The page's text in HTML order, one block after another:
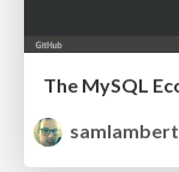
The MySQL
samlambert